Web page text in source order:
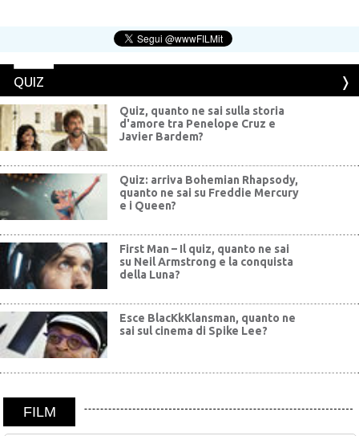
QUIZ
Quiz, quanto ne sai sulla storia
d'amore tra Penelope Cruz e
Javier Bardem?
Quiz: arriva Bohemian Rhapsody,
quanto ne sai su Freddie Mercury
e i Queen?
First Man – Il quiz, quanto ne sai
su Neil Armstrong e la conquista
della Luna?
Esce BlacKkKlansman, quanto ne
sai sul cinema di Spike Lee?